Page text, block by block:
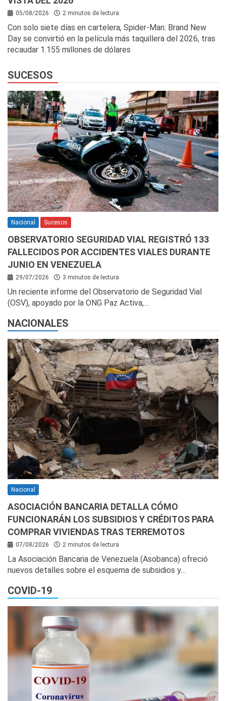
05/08/2026 2 minutos de lectura
Con solo siete días en cartelera, Spider-Man: Brand New
Day se convirtió en la película más taquillera del 2026, tras
recaudar 1.155 millones de dólares
SUCESOS
Nacional Sucesos
OBSERVATORIO SEGURIDAD VIAL REGISTRÓ 133
FALLECIDOS POR ACCIDENTES VIALES DURANTE
JUNIO EN VENEZUELA
29/07/2026 3 minutos de lectura
Un reciente informe del Observatorio de Seguridad Vial
(OSV), apoyado por la ONG Paz Activa,…
NACIONALES
Nacional
ASOCIACIÓN BANCARIA DETALLA CÓMO
FUNCIONARÁN LOS SUBSIDIOS Y CRÉDITOS PARA
COMPRAR VIVIENDAS TRAS TERREMOTOS
07/08/2026 2 minutos de lectura
La Asociación Bancaria de Venezuela (Asobanca) ofreció
nuevos detalles sobre el esquema de subsidios y…
COVID-19